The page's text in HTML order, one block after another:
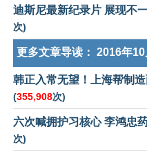
迪斯尼最新纪录片 展现不
次)
更多文章导读： 2016年10
韩正入常无望！上海帮制
(355,908次)
六次喊拥护习核心 李鸿忠
次)